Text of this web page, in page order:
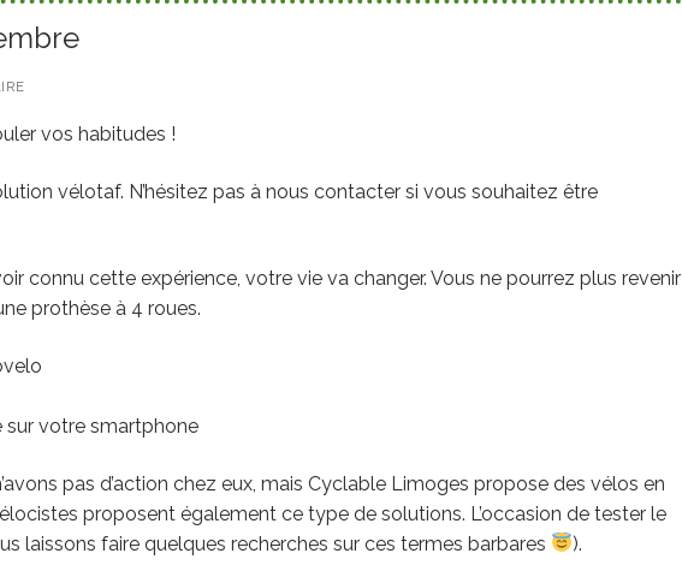
vos habitudes !
vélotaf. N’hésitez pas à nous contacter si vous souhaitez être
connu cette expérience, votre vie va changer. Vous ne pourrez plus revenir
prothèse à 4 roues.
sur votre smartphone
pas d’action chez eux, mais Cyclable Limoges propose des vélos en
proposent également ce type de solutions. L’occasion de tester le
laissons faire quelques recherches sur ces termes barbares
).